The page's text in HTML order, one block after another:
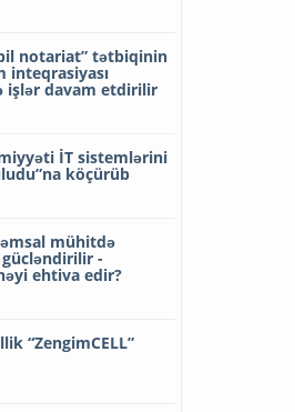
notariat” tətbiqinin
inteqrasiyası
işlər davam etdirilir
İT sistemlərini
köçürüb
mühitdə
-
ehtiva edir?
“ZengimCELL”